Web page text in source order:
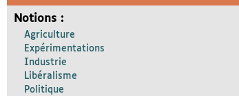
Notions :
Agriculture
Expérimentations
Industrie
Libéralisme
Politique